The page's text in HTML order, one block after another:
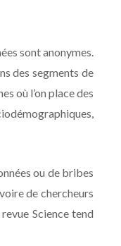
sont anonymes.
des segments de
où l’on place des
ou de bribes
de chercheurs
Science tend